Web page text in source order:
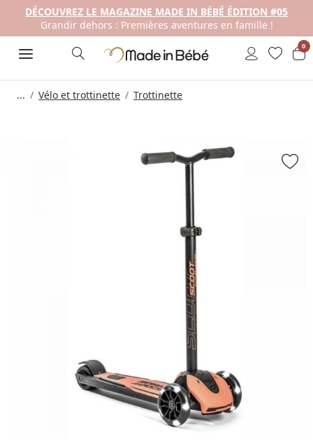
DÉCOUVREZ LE MAGAZINE MADE IN BÉBÉ ÉDITION #05
Grandir dehors : Premières aventures en famille !
0
... Vélo et trottinette Trottinette